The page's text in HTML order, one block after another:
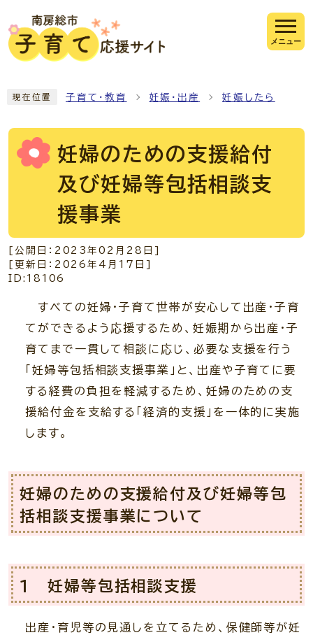
メニュー
現在位置 子育て・教育 妊娠・出産 妊娠したら
妊婦のための支援給付
及び妊婦等包括相談支
援事業
[公開日： 2023年02月28日 ]
[更新日： 2026年4月17日 ]
ID:18106
すべての妊婦・子育て世帯が安心して出産・子育
てができるよう応援するため、妊娠期から出産・子
育てまで一貫して相談に応じ、必要な支援を行う
「妊婦等包括相談支援事業」と、出産や子育てに要
する経費の負担を軽減するため、妊婦のための支
援給付金を支給する「経済的支援」を一体的に実施
します。
妊婦のための支援給付及び妊婦等包
括相談支援事業について
1 妊婦等包括相談支援
出産・育児等の見通しを立てるため、保健師等が妊